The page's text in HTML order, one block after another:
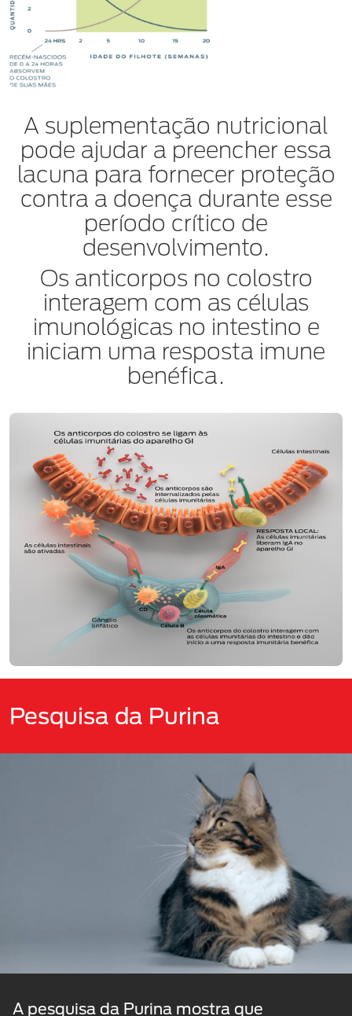
A suplementação nutricional
pode ajudar a preencher essa
lacuna para fornecer proteção
contra a doença durante esse
período crítico de
desenvolvimento.
Os anticorpos no colostro
interagem com as células
imunológicas no intestino e
iniciam uma resposta imune
benéfica.
Pesquisa da Purina
A pesquisa da Purina mostra que